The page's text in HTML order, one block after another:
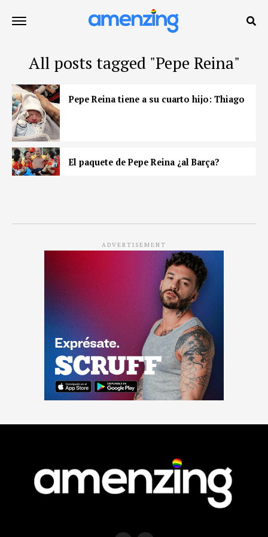
All posts tagged "Pepe Reina"
Pepe Reina tiene a su cuarto hijo: Thiago
El paquete de Pepe Reina ¿al Barça?
ADVERTISEMENT